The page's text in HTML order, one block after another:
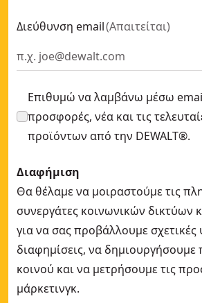
Διεύθυνση email(Απαιτείται)
Επιθυμώ να λαμβάνω μέσω
προσφορές, νέα και τις
προϊόντων από την DEWALT®.
Διαφήμιση
Θα θέλαμε να μοιραστούμε τις
συνεργάτες κοινωνικών δικτύων
για να σας προβάλλουμε σχετικές
διαφημίσεις, να δημιουργήσουμε
κοινού και να μετρήσουμε τις
μάρκετινγκ.